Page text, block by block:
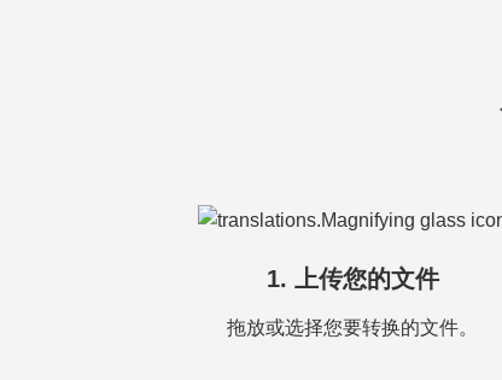
1. 上传您的文件
拖放或选择您要转换的文件。